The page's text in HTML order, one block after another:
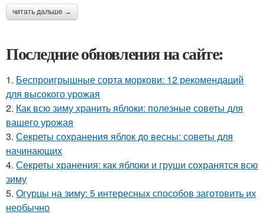
читать дальше →
Последние обновления на сайте:
1. Беспроигрышные сорта моркови: 12 рекомендаций
для высокого урожая
2. Как всю зиму хранить яблоки: полезные советы для
вашего урожая
3. Секреты сохранения яблок до весны: советы для
начинающих
4. Секреты хранения: как яблоки и груши сохранятся всю
зиму
5. Огурцы на зиму: 5 интересных способов заготовить их
необычно